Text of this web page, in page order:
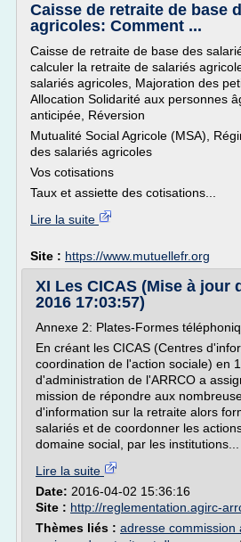
Caisse de retraite de base
agricoles: Comment ...
Caisse de retraite de base des
calculer la retraite de salariés
salariés agricoles, Majoration des
Allocation Solidarité aux personnes
anticipée, Réversion
Mutualité Social Agricole (MSA),
des salariés agricoles
Vos cotisations
Taux et assiette des cotisations...
Lire la suite
Site : https://www.mutuellefr.org
XI Les CICAS (Mise à jour
2016 17:03:57)
Annexe 2: Plates-Formes
En créant les CICAS (Centres
coordination de l'action sociale) en
d'administration de l'ARRCO a
mission de répondre aux
d'information sur la retraite alors
salariés et de coordonner les
domaine social, par les institutions...
Lire la suite
Date: 2016-04-02 15:36:16
Site : http://reglementation.agirc-
Thèmes liés : adresse commission